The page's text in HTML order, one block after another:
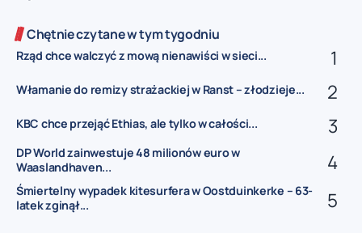
Chętnie czytane w tym tygodniu
Rząd chce walczyć z mową nienawiści w sieci...
Włamanie do remizy strażackiej w Ranst – złodzieje...
KBC chce przejąć Ethias, ale tylko w całości...
DP World zainwestuje 48 milionów euro w
Waaslandhaven...
Śmiertelny wypadek kitesurfera w Oostduinkerke – 63-
latek zginął...